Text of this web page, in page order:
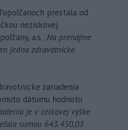
prestala od
neziskovej
a.s. „Na prenájme
jedno zdravotnícke
zariadenia
dátumu hodnotu
je v celkovej výške
sumou 643.450,03